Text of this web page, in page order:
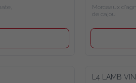
Morceaux
L4 LAMB